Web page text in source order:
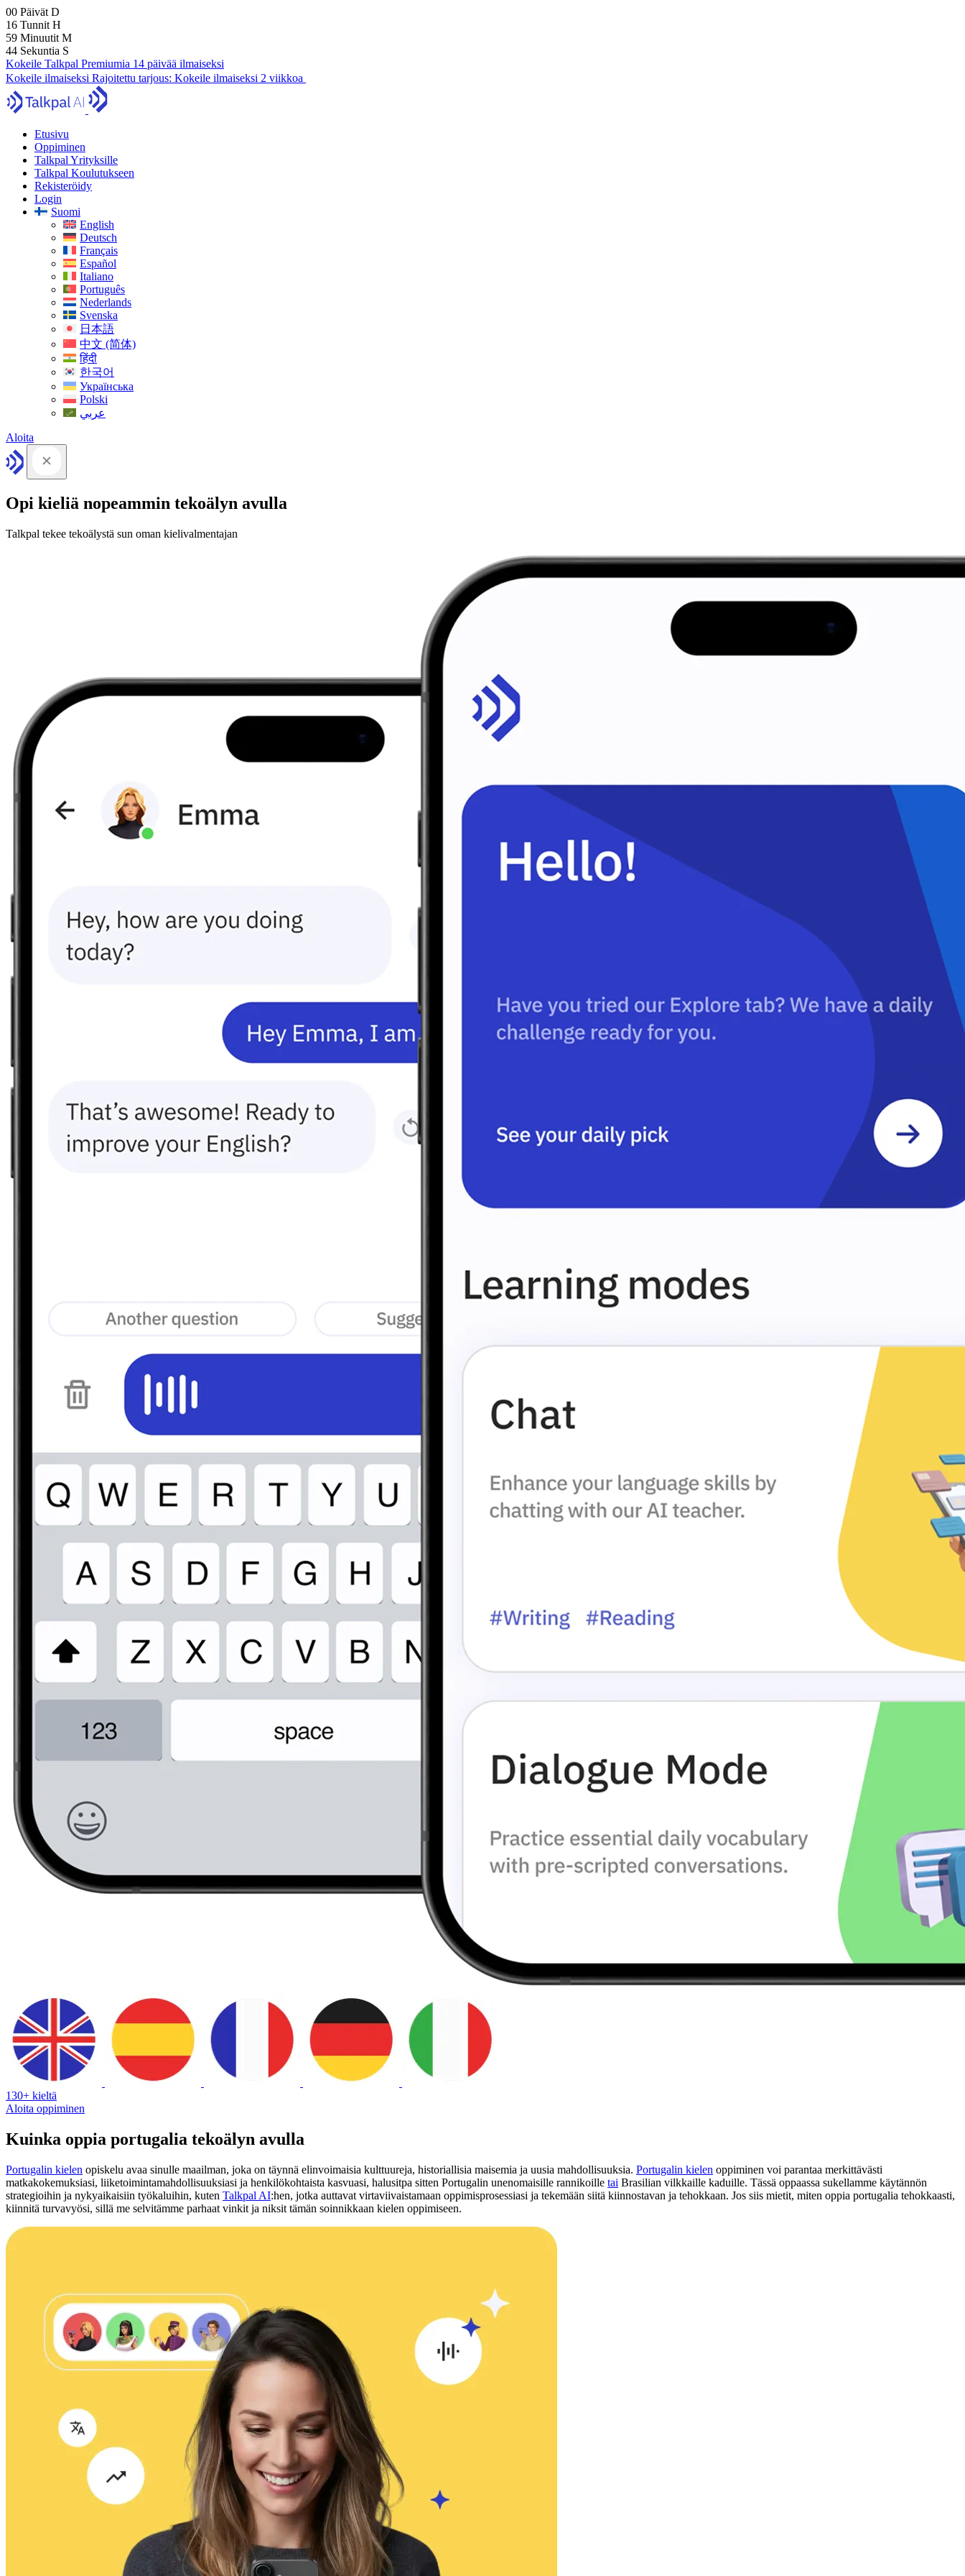
00 Päivät D
16 Tunnit H
59 Minuutit M
43 Sekuntia S
Kokeile Talkpal Premiumia 14 päivää ilmaiseksi
Kokeile ilmaiseksi Rajoitettu tarjous: Kokeile ilmaiseksi 2 viikkoa
Etusivu
Oppiminen
Talkpal Yrityksille
Talkpal Koulutukseen
Rekisteröidy
Login
Suomi
English
Deutsch
Français
Español
Italiano
Português
Nederlands
Svenska
日本語
中文 (简体)
हिंदी
한국어
Українська
Polski
عربي
Aloita
Opi kieliä nopeammin tekoälyn avulla
Talkpal tekee tekoälystä sun oman kielivalmentajan
130+ kieltä
Aloita oppiminen
Kuinka oppia portugalia tekoälyn avulla
Portugalin kielen opiskelu avaa sinulle maailman, joka on täynnä elinvoimaisia kulttuureja, historiallisia maisemia ja uusia mahdollisuuksia. Portugalin kielen oppiminen voi parantaa merkittävästi
matkakokemuksiasi, liiketoimintamahdollisuuksiasi ja henkilökohtaista kasvuasi, halusitpa sitten Portugalin unenomaisille rannikoille tai Brasilian vilkkaille kaduille. Tässä oppaassa sukellamme käytännön
strategioihin ja nykyaikaisiin työkaluihin, kuten Talkpal AI:hen, jotka auttavat virtaviivaistamaan oppimisprosessiasi ja tekemään siitä kiinnostavan ja tehokkaan. Jos siis mietit, miten oppia portugalia tehokkaasti,
kiinnitä turvavyösi, sillä me selvitämme parhaat vinkit ja niksit tämän soinnikkaan kielen oppimiseen.